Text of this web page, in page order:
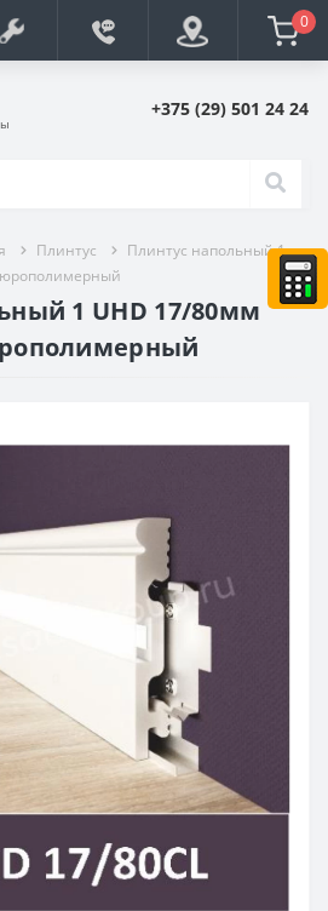
0
+375 (29) 501 24 24
Плинтус
Плинтус напольный 1
1 UHD 17/80мм